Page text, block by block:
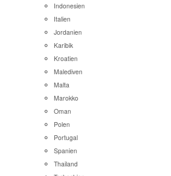
Indonesien
Italien
Jordanien
Karibik
Kroatien
Malediven
Malta
Marokko
Oman
Polen
Portugal
Spanien
Thailand